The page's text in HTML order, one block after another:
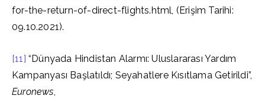
for-the-return-of-direct-flights.html, (Erişim Tarihi:
09.10.2021).
[11] “Dünyada Hindistan Alarmı: Uluslararası Yardım
Kampanyası Başlatıldı; Seyahatlere Kısıtlama Getirildi”,
Euronews,